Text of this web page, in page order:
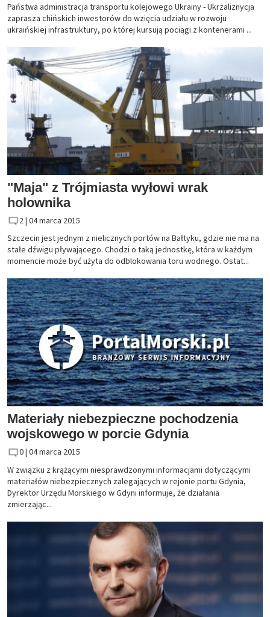
Państwa administracja transportu kolejowego Ukrainy - Ukrzaliznycja
zaprasza chińskich inwestorów do wzięcia udziału w rozwoju
ukraińskiej infrastruktury, po której kursują pociągi z kontenerami ...
"Maja" z Trójmiasta wyłowi wrak
holownika
2 | 04 marca 2015
Szczecin jest jednym z nielicznych portów na Bałtyku, gdzie nie ma na
stałe dźwigu pływającego. Chodzi o taką jednostkę, która w każdym
momencie może być użyta do odblokowania toru wodnego. Ostat...
Materiały niebezpieczne pochodzenia
wojskowego w porcie Gdynia
0 | 04 marca 2015
W związku z krążącymi niesprawdzonymi informacjami dotyczącymi
materiałów niebezpiecznych zalegających w rejonie portu Gdynia,
Dyrektor Urzędu Morskiego w Gdyni informuje, że działania
zmierzając...